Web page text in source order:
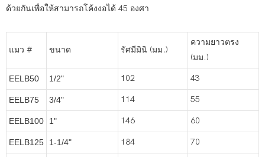
ด้วยกันเพื่อให้สามารถโค้งงอได้ 45 องศา
แมว # ขนาด รัศมีมินิ (มม.)
ความยาวตรง
(มม.)
EELB50 1/2" 102 43
EELB75 3/4" 114 55
EELB100 1" 146 60
EELB125 1-1/4" 184 70